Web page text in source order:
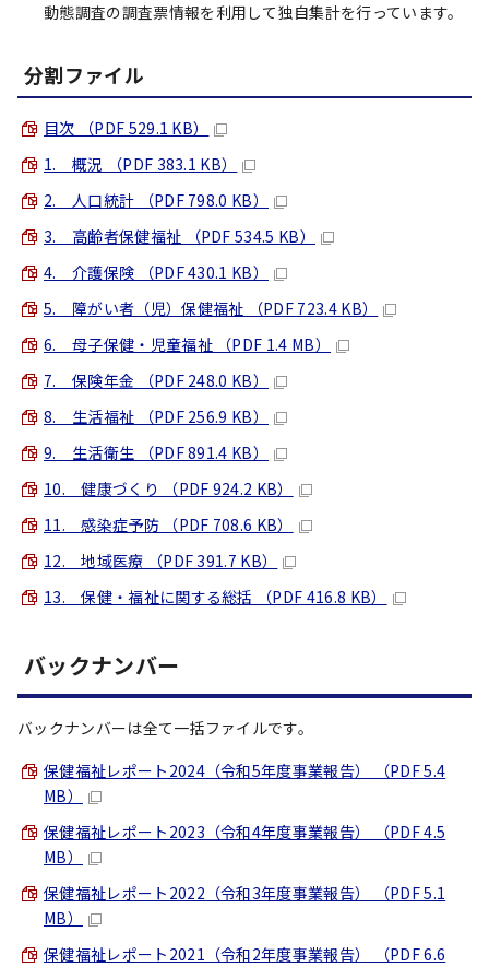
動態調査の調査票情報を利用して独自集計を行っています。
分割ファイル
目次 （PDF 529.1 KB）
1. 概況 （PDF 383.1 KB）
2. 人口統計 （PDF 798.0 KB）
3. 高齢者保健福祉 （PDF 534.5 KB）
4. 介護保険 （PDF 430.1 KB）
5. 障がい者（児）保健福祉 （PDF 723.4 KB）
6. 母子保健・児童福祉 （PDF 1.4 MB）
7. 保険年金 （PDF 248.0 KB）
8. 生活福祉 （PDF 256.9 KB）
9. 生活衛生 （PDF 891.4 KB）
10. 健康づくり （PDF 924.2 KB）
11. 感染症予防 （PDF 708.6 KB）
12. 地域医療 （PDF 391.7 KB）
13. 保健・福祉に関する総括 （PDF 416.8 KB）
バックナンバー
バックナンバーは全て一括ファイルです。
保健福祉レポート2024（令和5年度事業報告） （PDF 5.4
MB）
保健福祉レポート2023（令和4年度事業報告） （PDF 4.5
MB）
保健福祉レポート2022（令和3年度事業報告） （PDF 5.1
MB）
保健福祉レポート2021（令和2年度事業報告） （PDF 6.6